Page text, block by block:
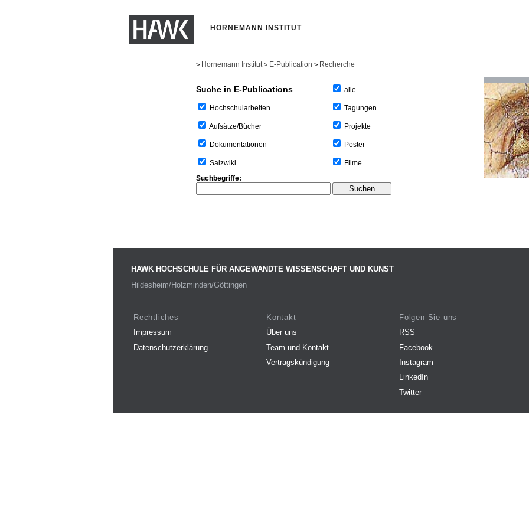
HORNEMANN INSTITUT
> Hornemann Institut > E-Publication > Recherche
Suche in E-Publications
Hochschularbeiten
Aufsätze/Bücher
Dokumentationen
Salzwiki
alle
Tagungen
Projekte
Poster
Filme
Suchbegriffe:
HAWK HOCHSCHULE FÜR ANGEWANDTE WISSENSCHAFT UND KUNST
Hildesheim/Holzminden/Göttingen
Rechtliches
Impressum
Datenschutzerklärung
Kontakt
Über uns
Team und Kontakt
Vertragskündigung
Folgen Sie uns
RSS
Facebook
Instagram
LinkedIn
Twitter